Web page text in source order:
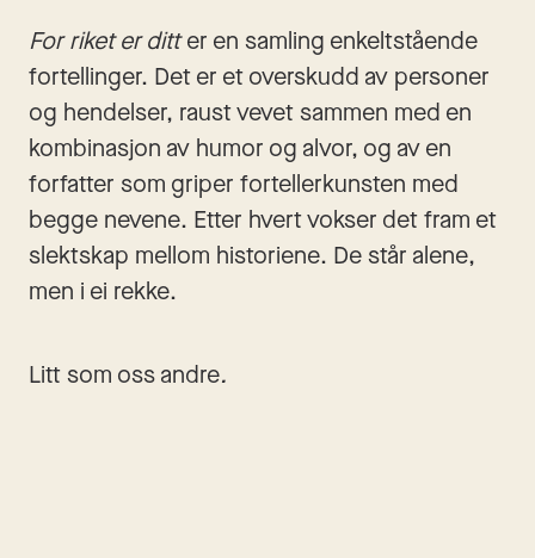
For riket er ditt er en samling enkeltstående
fortellinger. Det er et overskudd av personer
og hendelser, raust vevet sammen med en
kombinasjon av humor og alvor, og av en
forfatter som griper fortellerkunsten med
begge nevene. Etter hvert vokser det fram et
slektskap mellom historiene. De står alene,
men i ei rekke.
Litt som oss andre.